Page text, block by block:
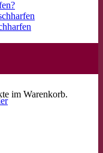
im Warenkorb.